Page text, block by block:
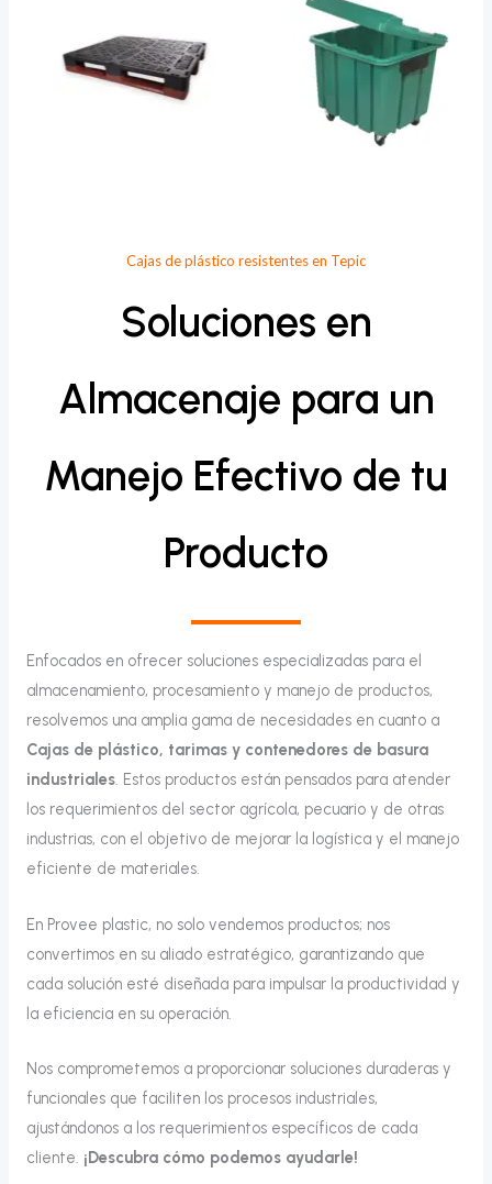
Cajas de plástico resistentes en Tepic
Soluciones en
Almacenaje para un
Manejo Efectivo de tu
Producto
Enfocados en ofrecer soluciones especializadas para el
almacenamiento, procesamiento y manejo de productos,
resolvemos una amplia gama de necesidades en cuanto a
Cajas de plástico, tarimas y contenedores de basura
industriales. Estos productos están pensados para atender
los requerimientos del sector agrícola, pecuario y de otras
industrias, con el objetivo de mejorar la logística y el manejo
eficiente de materiales.
En Provee plastic, no solo vendemos productos; nos
convertimos en su aliado estratégico, garantizando que
cada solución esté diseñada para impulsar la productividad y
la eficiencia en su operación.
Nos comprometemos a proporcionar soluciones duraderas y
funcionales que faciliten los procesos industriales,
ajustándonos a los requerimientos específicos de cada
cliente. ¡Descubra cómo podemos ayudarle!